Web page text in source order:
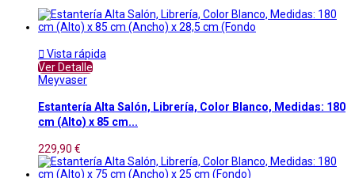
 Vista rápida
Ver Detalle
Meyvaser
Estantería Alta Salón, Librería, Color Blanco, Medidas: 180
cm (Alto) x 85 cm...
229,90 €